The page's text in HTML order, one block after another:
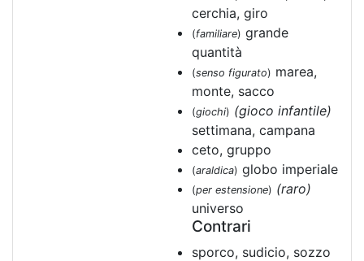
cerchia, giro
(familiare) grande
quantità
(senso figurato) marea,
monte, sacco
(giochi) (gioco infantile)
settimana, campana
ceto, gruppo
(araldica) globo imperiale
(per estensione) (raro)
universo
Contrari
sporco, sudicio, sozzo